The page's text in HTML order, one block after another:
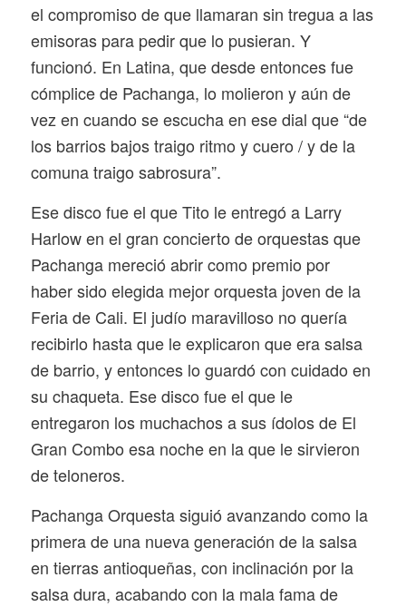
el compromiso de que llamaran sin tregua a las
emisoras para pedir que lo pusieran. Y
funcionó. En Latina, que desde entonces fue
cómplice de Pachanga, lo molieron y aún de
vez en cuando se escucha en ese dial que “de
los barrios bajos traigo ritmo y cuero / y de la
comuna traigo sabrosura”.
Ese disco fue el que Tito le entregó a Larry
Harlow en el gran concierto de orquestas que
Pachanga mereció abrir como premio por
haber sido elegida mejor orquesta joven de la
Feria de Cali. El judío maravilloso no quería
recibirlo hasta que le explicaron que era salsa
de barrio, y entonces lo guardó con cuidado en
su chaqueta. Ese disco fue el que le
entregaron los muchachos a sus ídolos de El
Gran Combo esa noche en la que le sirvieron
de teloneros.
Pachanga Orquesta siguió avanzando como la
primera de una nueva generación de la salsa
en tierras antioqueñas, con inclinación por la
salsa dura, acabando con la mala fama de